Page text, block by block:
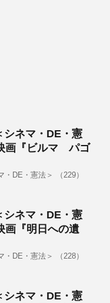
ネマ・DE・憲
画『ビルマ パゴ
DE・憲法＞ （229）
ネマ・DE・憲
画『明日への遺
DE・憲法＞ （228）
ネマ・DE・憲